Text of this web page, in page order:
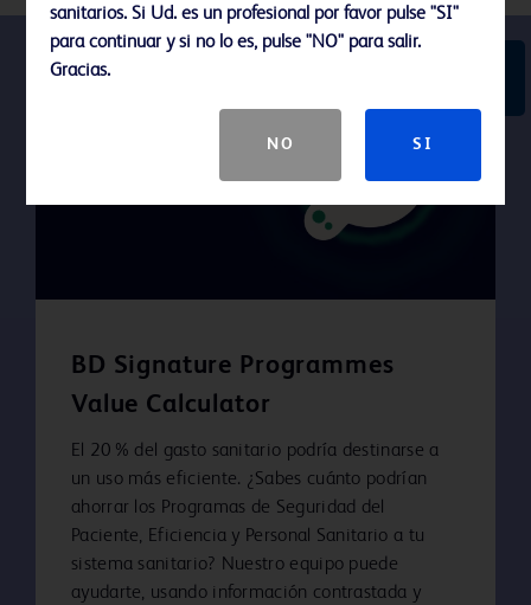
Play
Video
BD Signature Programmes
Value Calculator
El 20 % del gasto sanitario podría destinarse a
un uso más eficiente. ¿Sabes cuánto podrían
ahorrar los Programas de Seguridad del
Paciente, Eficiencia y Personal Sanitario a tu
sistema sanitario? Nuestro equipo puede
ayudarte, usando información contrastada y
sanitarios. Si Ud. es un profesional por favor pulse "SI"
para continuar y si no lo es, pulse "NO" para salir.
Gracias.
NO SI